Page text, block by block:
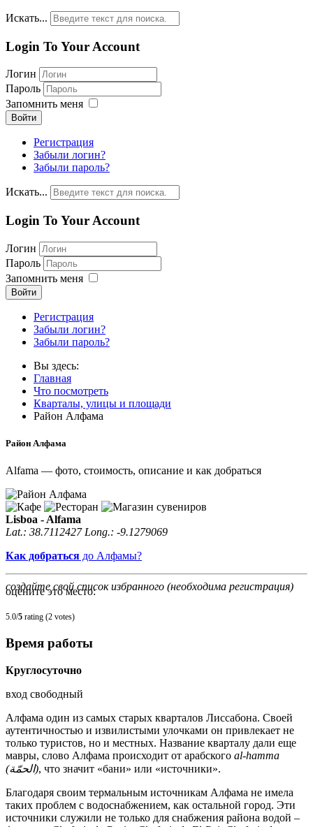
Искать...
Login To Your Account
Логин
Пароль
Запомнить меня
Войти
Регистрация
Забыли логин?
Забыли пароль?
Искать...
Login To Your Account
Логин
Пароль
Запомнить меня
Войти
Регистрация
Забыли логин?
Забыли пароль?
Вы здесь:
Главная
Что посмотреть
Кварталы, улицы и площади
Район Алфама
Район Алфама
Alfama — фото, стоимость, описание и как добраться
Lisboa - Alfama
Lat.: 38.7112427 Long.: -9.1279069
Как добраться до Алфамы?
создайте свой список избранного (необходима регистрация)
оцените это место:
5.0/5 rating (2 votes)
Время работы
Круглосуточно
вход свободный
Алфама один из самых старых кварталов Лиссабона. Своей
аутентичностью и извилистыми улочками он привлекает не
только туристов, но и местных. Название кварталу дали еще
мавры, слово Алфама происходит от арабского al-hamma
(الحمّة), что значит «бани» или «источники».
Благодаря своим термальным источникам Алфама не имела
таких проблем с водоснабжением, как остальной город. Эти
источники служили не только для снабжения района водой –